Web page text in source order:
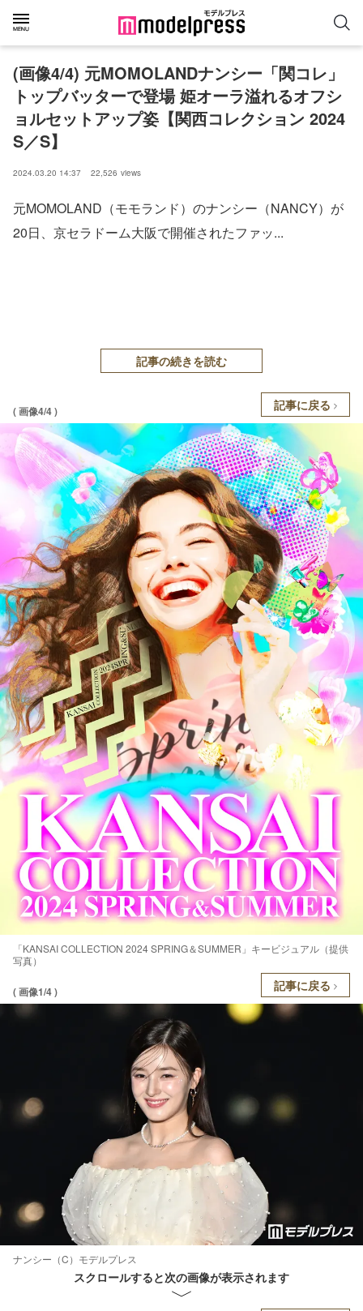
(画像4/4) 元MOMOLANDナンシー「関コレ」
トップバッターで登場 姫オーラ溢れるオフシ
ョルセットアップ姿【関西コレクション 2024
S／S】
2024.03.20 14:37 22,526 views
元MOMOLAND（モモランド）のナンシー（NANCY）が
20日、京セラドーム⼤阪で開催されたファッ...
記事の続きを読む
( 画像4/4 ) 記事に戻る
「KANSAI COLLECTION 2024 SPRING＆SUMMER」キービジュアル（提供
写真）
( 画像1/4 ) 記事に戻る
ナンシー（C）モデルプレス
スクロールすると次の画像が表示されます